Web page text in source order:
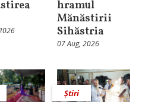
hramul
Mănăstirii
Sihăstria
07 Aug, 2026
Știri